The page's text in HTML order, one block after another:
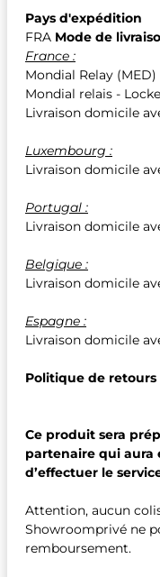
Pays d'expédition
FRA Mode de
France :
Mondial Relay (MED)
Mondial relais -
Livraison domicile
Luxembourg :
Livraison domicile
Portugal :
Livraison domicile
Belgique :
Livraison domicile
Espagne :
Livraison domicile
Politique de retours
Ce produit sera
partenaire qui aura
d’effectuer le
Attention, aucun
Showroomprivé ne
remboursement.